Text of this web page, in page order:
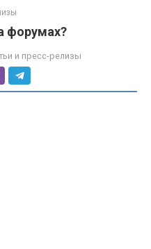
форумах?
и пресс-релизы